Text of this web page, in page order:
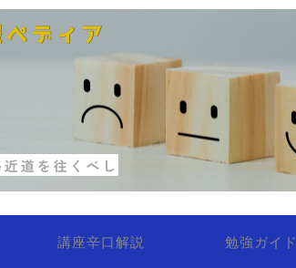
講座辛口解説 勉強ガイド